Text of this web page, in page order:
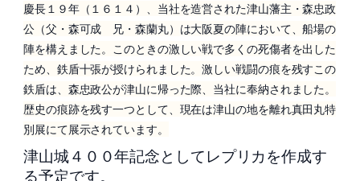
慶長１９年（１６１４）、当社を造営された津山藩主・森忠政
公（父・森可成 兄・森蘭丸）は大阪夏の陣において、船場の
陣を構えました。このときの激しい戦で多くの死傷者を出した
ため、鉄盾十張が授けられました。激しい戦闘の痕を残すこの
鉄盾は、森忠政公が津山に帰った際、当社に奉納されました。
歴史の痕跡を残す一つとして、現在は津山の地を離れ真田丸特
別展にて展示されています。
津山城４００年記念としてレプリカを作成す
る予定です。